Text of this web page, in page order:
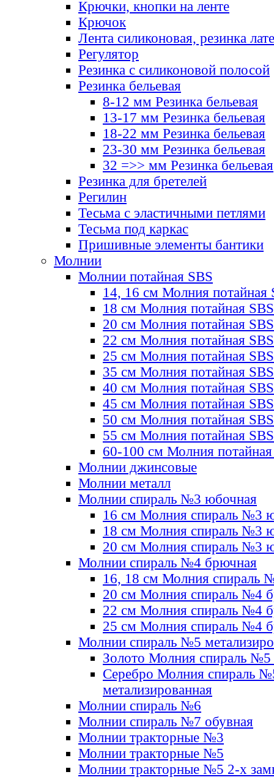
Крючки, кнопки на ленте
Крючок
Лента силиконовая, резинка
Регулятор
Резинка с силиконовой полосой
Резинка бельевая
8-12 мм Резинка бельевая
13-17 мм Резинка бельевая
18-22 мм Резинка бельевая
23-30 мм Резинка бельевая
32 =>> мм Резинка бельевая
Резинка для бретелей
Регилин
Тесьма с эластичными петлями
Тесьма под каркас
Пришивные элементы бантики
Молнии
Молнии потайная SBS
14, 16 см Молния потайная
18 см Молния потайная SBS
20 см Молния потайная SBS
22 см Молния потайная SBS
25 см Молния потайная SBS
35 см Молния потайная SBS
40 см Молния потайная SBS
45 см Молния потайная SBS
50 см Молния потайная SBS
55 см Молния потайная SBS
60-100 см Молния
Молнии джинсовые
Молнии металл
Молнии спираль №3 юбочная
16 см Молния спираль №3
18 см Молния спираль №3
20 см Молния спираль №3
Молнии спираль №4 брючная
16, 18 см Молния спираль
20 см Молния спираль №4
22 см Молния спираль №4
25 см Молния спираль №4
Молнии спираль №5
Золото Молния спираль №5
Серебро Молния спираль
метализированная
Молнии спираль №6
Молнии спираль №7 обувная
Молнии тракторные №3
Молнии тракторные №5
Молнии тракторные №5 2-х